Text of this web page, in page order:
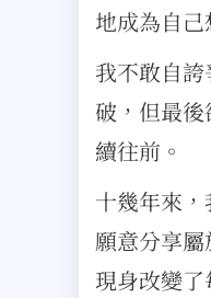
地成為自己
我不敢自
破，但最
續往前。
十幾年來
願意分享
現身改變